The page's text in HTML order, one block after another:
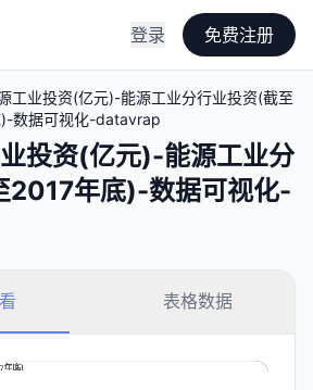
登录 免费注册
工业投资(亿元)-能源工业分行业投资(截至
数据可视化-datavrap
投资(亿元)-能源工业分
2017年底)-数据可视化-
表格数据